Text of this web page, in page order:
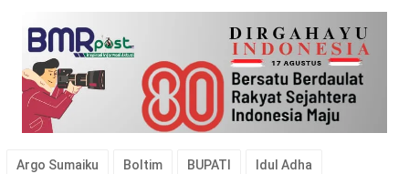
Argo Sumaiku Boltim BUPATI Idul Adha